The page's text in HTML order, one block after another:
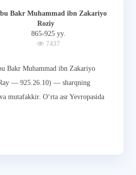
Bakr Muhammad ibn Zakariyo
Roziy
865-925 yy.
7437
Bakr Muhammad ibn Zakariyo
— 925.26.10) — sharqning
mutafakkir. O‘rta asr Yevropasida